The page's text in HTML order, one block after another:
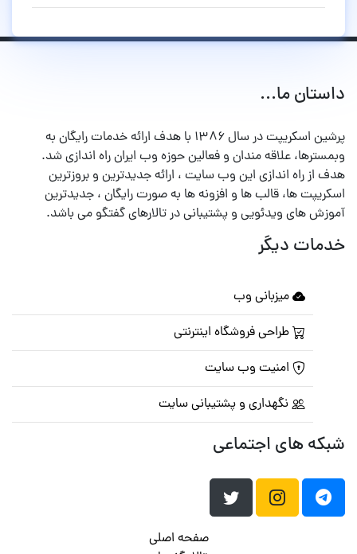
داستان ما...
پرشین اسکریپت در سال ۱۳۸۶ با هدف ارائه خدمات رایگان به
وبمسترها، علاقه مندان و فعالین حوزه وب ایران راه اندازی شد.
هدف از راه اندازی این وب سایت ، ارائه جدیدترین و بروزترین
اسکریپت ها، قالب ها و افزونه ها به صورت رایگان ، جدیدترین
آموزش های ویدئویی و پشتیبانی در تالارهای گفتگو می باشد.
خدمات دیگر
میزبانی وب
طراحی فروشگاه اینترنتی
امنیت وب سایت
نگهداری و پشتیبانی سایت
شبکه های اجتماعی
صفحه اصلی